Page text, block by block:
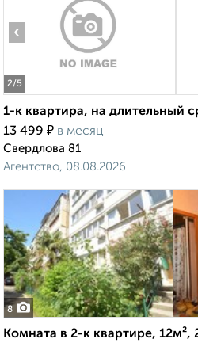
2/5
‹
1-к квартира, на длительный
13 499 ₽ в месяц
Свердлова 81
Агентство, 08.08.2026
8
Комната в 2-к квартире, 12м²,